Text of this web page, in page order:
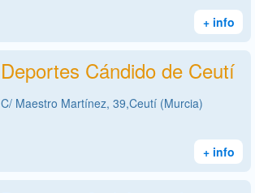
+ info
Deportes Cándido de Ceutí
C/ Maestro Martínez, 39,Ceutí (Murcia)
+ info